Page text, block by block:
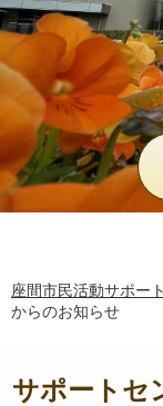
座間市民活動サポー
からのお知らせ
サポートセ